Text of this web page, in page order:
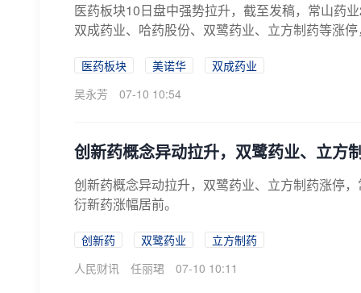
医药板块10日盘中强势拉升，截至发稿，常山药
双成药业、哈药股份、双鹭药业、立方制药等涨
医药板块 美诺华
双成药业
吴永芳
07-10 10:54
创新药概念异动拉升，双鹭药业、立方
创新药概念异动拉升，双鹭药业、立方制药涨停
衍新药涨幅居前。
创新药 双鹭药业
立方制药
人民财讯
任丽珺 07-10 10:11